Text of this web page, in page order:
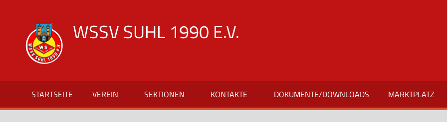
springen
WSSV SUHL 1990 E.V.
offizielle
Vereinsseite
des
WSSV
STARTSEITE VEREIN SEKTIONEN KONTAKTE DOKUMENTE/DOWNLOADS MARKTPLATZ